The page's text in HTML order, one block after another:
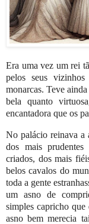
Era uma vez um rei
pelos seus
monarcas. Teve
bela quanto
encantadora que os
No palácio reinava a
dos mais prudentes
criados, dos mais
belos cavalos do
toda a gente
um asno de
simples capricho
asno bem merecia